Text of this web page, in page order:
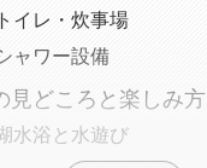
トイレ・炊事場
ャワー設備
見どころと楽しみ方
水浴と水遊び